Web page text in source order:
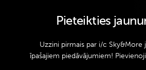
Pieteikties
Uzzini pirmais par i/c Sky&More
īpašajiem piedāvājumiem!